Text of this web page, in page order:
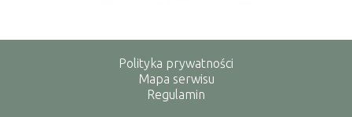
Polityka prywatności
Mapa serwisu
Regulamin